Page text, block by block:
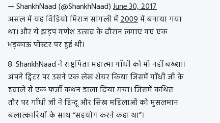
— ShankhNaad (@ShankhNaad)June 30, 2017
असल में यह विडियो मिराज सांगली में2009में बनाया गया
था। और ये झड़प गणेश उत्सव के दौरान लगाए गए एक
भड़काऊ पोस्टर पर हुई थी।
8. ShankhNaad ने राष्ट्रपिता महात्मा गाँधी को भी नहीं बख्शा।
अपने ट्विटर पर उसने एक लेख शेयर किया जिसमें गाँधी जी के
हवाले से एक फर्जी कथन डाला दिया गया। जिसमें कथित
तौर पर गाँधी जी ने हिन्दू और सिख महिलाओं को मुसलमान
बलात्कारियों के साथ “सहयोग करने कहा था”।